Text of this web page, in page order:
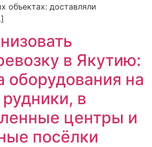
объектах: доставляли
в Якутию:
оборудования на
в
центры и
посёлки